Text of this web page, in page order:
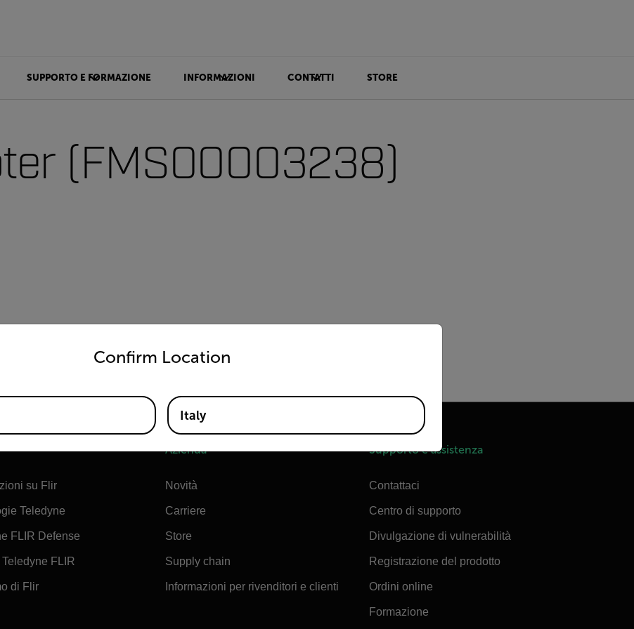
SUPPORTO E FORMAZIONE INFORMAZIONI CONTATTI STORE
(FMS00003238)
PF-NPT Adapter.
su Flir
Teledyne
FLIR Defense
FLIR
di Flir
Azienda
Novità
Carriere
Store
Supply chain
Informazioni per rivenditori e clienti
Supporto e assistenza
Contattaci
Centro di supporto
Divulgazione di vulnerabilità
Registrazione del prodotto
Ordini online
Formazione
Confirm Location
and language from the options below to access the appropriate version of our website.
Italy